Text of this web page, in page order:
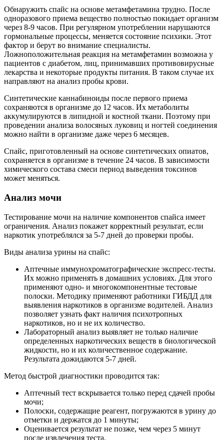
Обнаружить спайс на основе метамфетамина трудно. После
одноразового приема вещество полностью покидает организм
через 8-9 часов. При регулярном употреблении нарушаются
гормональные процессы, меняется состояние психики. Этот
фактор и берут во внимание специалисты.
Ложноположительная реакция на метамфетамин возможна у
пациентов с диабетом, лиц, принимавших противовирусные
лекарства и некоторые продукты питания. В таком случае их
направляют на анализ пробы крови.
Синтетические каннабиноиды после первого приема
сохраняются в организме до 12 часов. Их метаболиты
аккумулируются в липидной и костной ткани. Поэтому при
проведении анализа волосяных луковиц и ногтей соединения
можно найти в организме даже через 6 месяцев.
Спайс, приготовленный на основе синтетических опиатов,
сохраняется в организме в течение 24 часов. В зависимости
химического состава смеси период выведения токсинов
может меняться.
Анализ мочи
Тестирование мочи на наличие компонентов спайса имеет
ограничения. Анализ покажет корректный результат, если
наркотик употреблялся за 5-7 дней до проверки пробы.
Виды анализа урины на спайс:
Аптечные иммунохроматографические экспресс-тесты.
Их можно применять в домашних условиях. Для этого
применяют одно- и многокомпонентные тестовые
полоски. Методику применяют работники ГИБДД для
выявления наркотиков в организме водителей. Анализ
позволяет узнать факт наличия психотропных
наркотиков, но и не их количество.
Лабораторный анализ выявляет не только наличие
определенных наркотических веществ в биологической
жидкости, но и их количественное содержание.
Результата дожидаются 5-7 дней.
Метод быстрой диагностики проводится так:
Аптечный тест вскрывается только перед сдачей пробы
мочи;
Полоски, содержащие реагент, погружаются в урину до
отметки и держатся до 1 минуты;
Оценивается результат не позже, чем через 5 минут
после извлечения теста.